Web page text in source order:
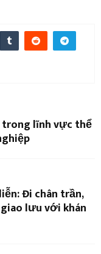
lĩnh vực thể
Đi chân trần,
lưu với khán